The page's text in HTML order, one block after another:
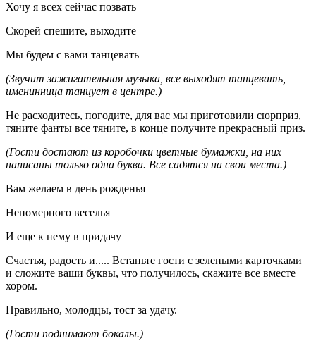
Хочу я всех сейчас позвать
Скорей спешите, выходите
Мы будем с вами танцевать
(Звучит зажигательная музыка, все выходят танцевать,
именинница танцует в центре.)
Не расходитесь, погодите, для вас мы приготовили сюрприз,
тяните фанты все тяните, в конце получите прекрасный приз.
(Гости достают из коробочки цветные бумажки, на них
написаны только одна буква. Все садятся на свои места.)
Вам желаем в день рожденья
Непомерного веселья
И еще к нему в придачу
Счастья, радость и..... Встаньте гости с зелеными карточками
и сложите ваши буквы, что получилось, скажите все вместе
хором.
Правильно, молодцы, тост за удачу.
(Гости поднимают бокалы.)